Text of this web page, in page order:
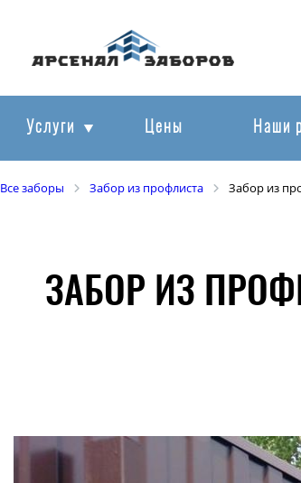
Услуги Цены Наши
Все заборы Забор из профлиста Забор из
ЗАБОР ИЗ